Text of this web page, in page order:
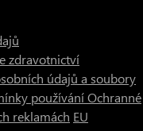
zdravotnictví
údajů a soubory
používáníOchranné
reklamách EU